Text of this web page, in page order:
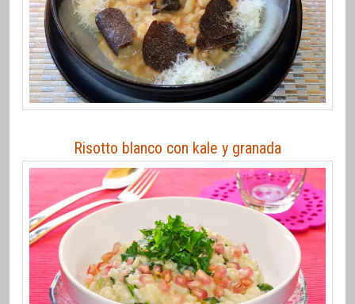
Risotto blanco con kale y granada